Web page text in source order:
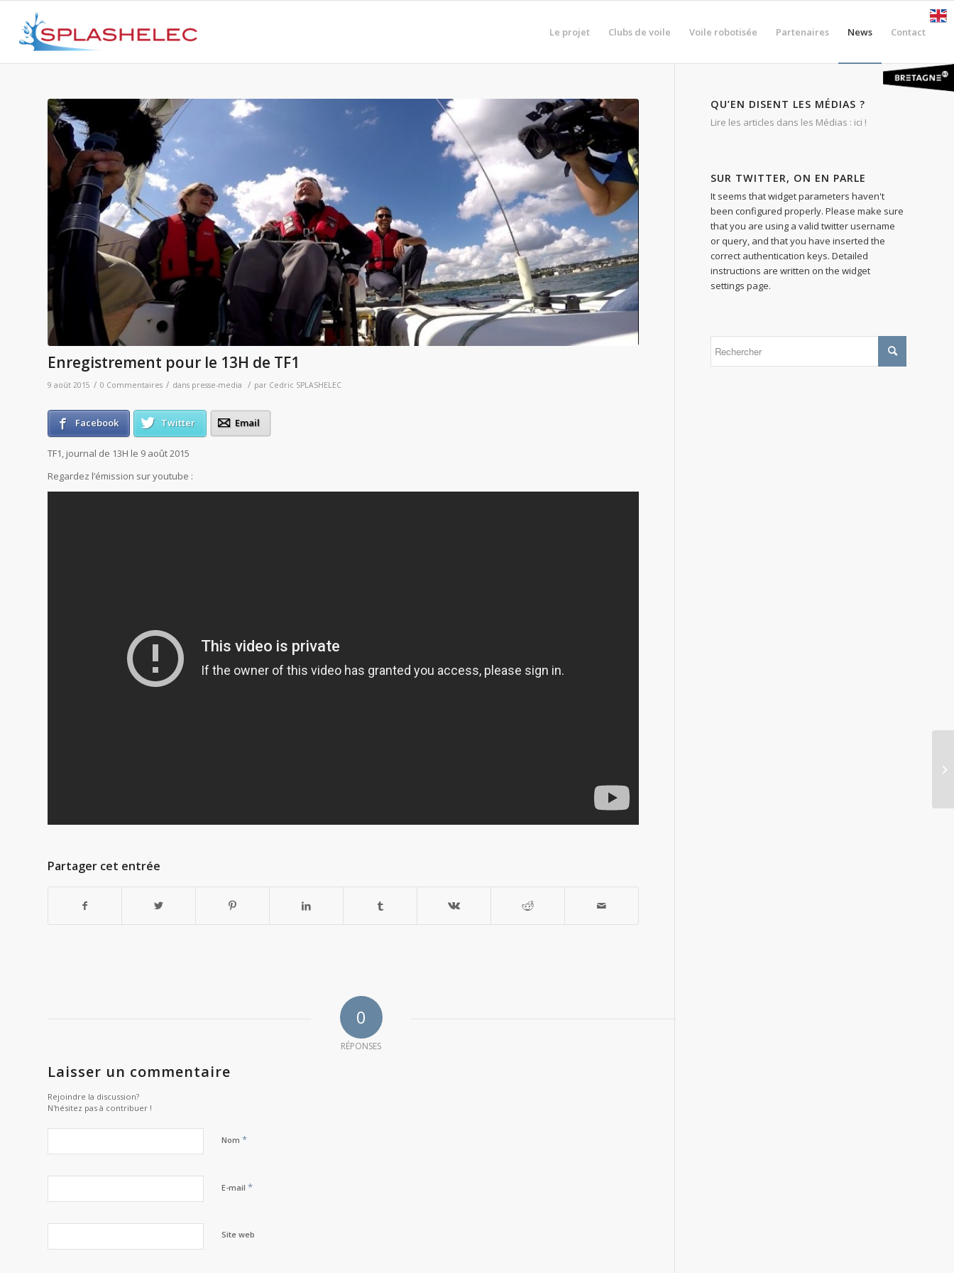
Le projet Clubs de voile Voile robotisée Partenaires News Contact
Enregistrement pour le 13H de TF1
9 août 2015 / 0 Commentaires / dans presse-media / par Cedric SPLASHELEC
Facebook Twitter Email
TF1, journal de 13H le 9 août 2015
Regardez l’émission sur youtube :
Partager cet entrée
0
RÉPONSES
Laisser un commentaire
Rejoindre la discussion?
N'hésitez pas à contribuer !
Nom *
E-mail *
Site web
QU’EN DISENT LES MÉDIAS ?
Lire les articles dans les Médias : ici !
SUR TWITTER, ON EN PARLE
It seems that widget parameters haven't
been configured properly. Please make sure
that you are using a valid twitter username
or query, and that you have inserted the
correct authentication keys. Detailed
instructions are written on the widget
settings page.